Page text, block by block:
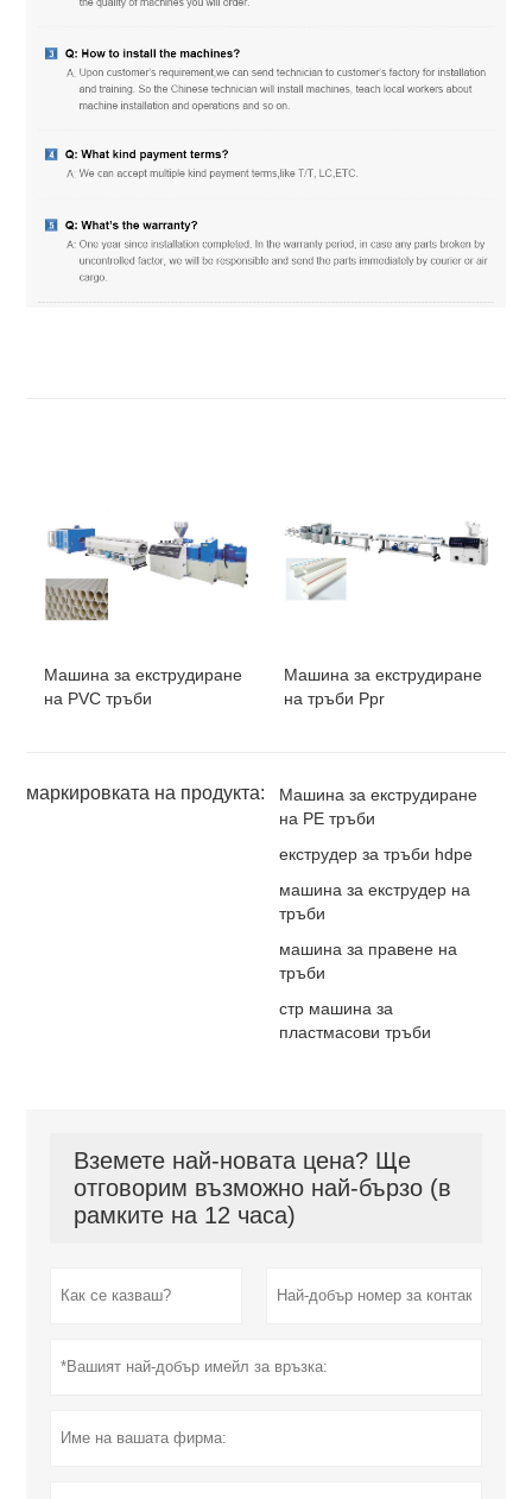
Машина за екструдиране
на PVC тръби
Машина за екструдиране
на тръби Ppr
маркировката на продукта:
Машина за екструдиране
на PE тръби
екструдер за тръби hdpe
машина за екструдер на
тръби
машина за правене на
тръби
стр машина за
пластмасови тръби
Вземете най-новата цена? Ще
отговорим възможно най-бързо (в
рамките на 12 часа)